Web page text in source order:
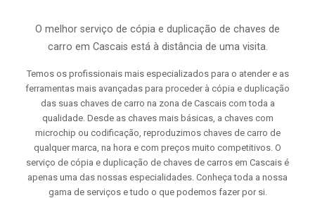
O melhor serviço de cópia e duplicação de chaves de
carro em Cascais está à distância de uma visita.
Temos os profissionais mais especializados para o atender e as
ferramentas mais avançadas para proceder à cópia e duplicação
das suas chaves de carro na zona de Cascais com toda a
qualidade. Desde as chaves mais básicas, a chaves com
microchip ou codificação, reproduzimos chaves de carro de
qualquer marca, na hora e com preços muito competitivos. O
serviço de cópia e duplicação de chaves de carros em Cascais é
apenas uma das nossas especialidades. Conheça toda a nossa
gama de serviços e tudo o que podemos fazer por si.